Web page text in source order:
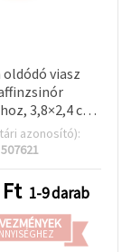
oldódó viasz
3,8×2,4 cm,
sárgaazonosító):
507621
Ft 1-9 darab